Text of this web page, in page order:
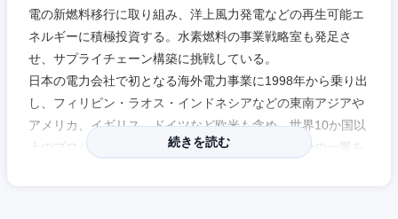
電の新燃料移行に取り組み、洋上風力発電などの再生可能エ
ネルギーに積極投資する。水素燃料の事業戦略室も発足さ
せ、サプライチェーン構築に挑戦している。
日本の電力会社で初となる海外電力事業に1998年から乗り出
し、フィリピン・ラオス・インドネシアなどの東南アジアや
アメリカ、イギリス、ドイツなど欧米も含め、世界10か国以
上のプロジェクトに参画。当該国で電力の安定供給の一翼を
続きを読む